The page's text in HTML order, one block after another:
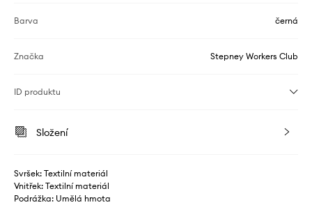
Barva černá
Značka Stepney Workers Club
ID produktu
Složení
Svršek: Textilní materiál
Vnitřek: Textilní materiál
Podrážka: Umělá hmota